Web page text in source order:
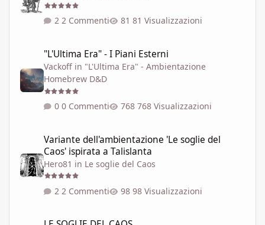
2 Commenti 81 Visualizzazioni
"L'Ultima Era" - I Piani Esterni
Vackoff in "L'Ultima Era" - Ambientazione
Homebrew D&D
0 Commenti 768 Visualizzazioni
Variante dell'ambientazione 'Le soglie del
Caos' ispirata a Talislanta
Hero81 in Le soglie del Caos
2 Commenti 98 Visualizzazioni